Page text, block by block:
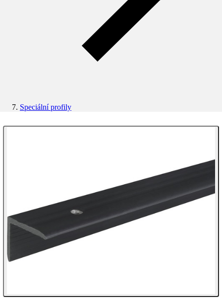
Speciální profily